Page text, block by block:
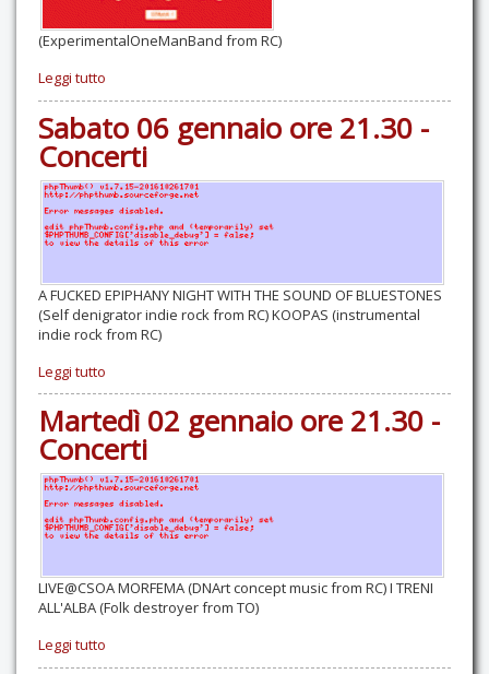
(ExperimentalOneManBand from RC)
Leggi tutto
Sabato 06 gennaio ore 21.30 -
Concerti
A FUCKED EPIPHANY NIGHT WITH THE SOUND OF BLUESTONES
(Self denigrator indie rock from RC) KOOPAS (instrumental
indie rock from RC)
Leggi tutto
Martedì 02 gennaio ore 21.30 -
Concerti
LIVE@CSOA MORFEMA (DNArt concept music from RC) I TRENI
ALL'ALBA (Folk destroyer from TO)
Leggi tutto